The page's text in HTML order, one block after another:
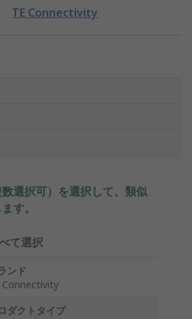
TE Connectivity
選択可）を選択して、類似
す。
て選択
ンド
Connectivity
ダクトタイプ